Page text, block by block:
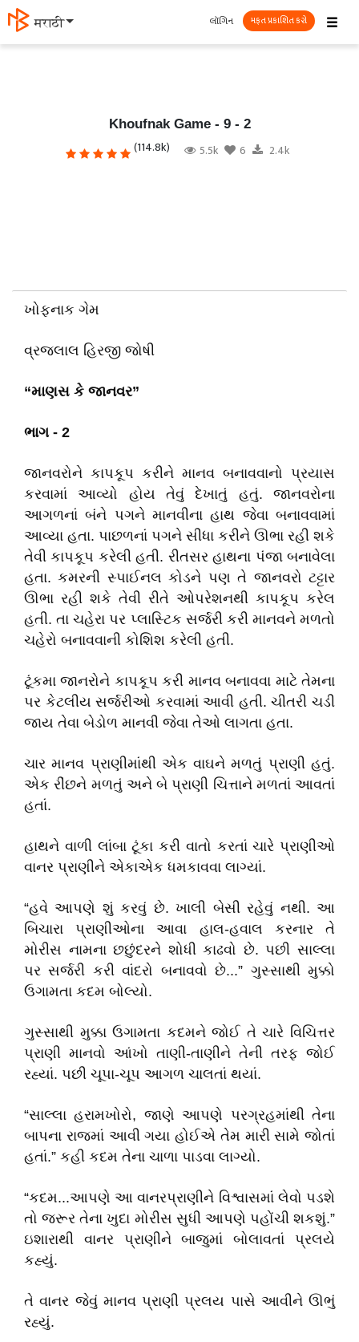
தமிழ் ☰
લૉગિન મફત પ્રકાશિત કરો
Khoufnak Game - 9 - 2
(114.8k) 5.5k 6 2.4k
ખોફનાક ગેમ
વ્રજલાલ હિરજી જોષી
“માણસ કે જાનવર”
ભાગ - 2
જાનવરોને કાપકૂપ કરીને માનવ બનાવવાનો પ્રયાસ
કરવામાં આવ્યો હોય તેવું દેખાતું હતું. જાનવરોના
આગળનાં બંને પગને માનવીના હાથ જેવા બનાવવામાં
આવ્યા હતા. પાછળનાં પગને સીધા કરીને ઊભા રહી શકે
તેવી કાપકૂપ કરેલી હતી. રીતસર હાથના પંજા બનાવેલા
હતા. કમરની સ્પાઈનલ કોડને પણ તે જાનવરો ટટ્ટાર
ઊભા રહી શકે તેવી રીતે ઓપરેશનથી કાપકૂપ કરેલ
હતી. તા ચહેરા પર પ્લાસ્ટિક સર્જરી કરી માનવને મળતો
ચહેરો બનાવવાની કોશિશ કરેલી હતી.
ટૂંકમા જાનરોને કાપકૂપ કરી માનવ બનાવવા માટે તેમના
પર કેટલીય સર્જરીઓ કરવામાં આવી હતી. ચીતરી ચડી
જાય તેવા બેડોળ માનવી જેવા તેઓ લાગતા હતા.
ચાર માનવ પ્રાણીમાંથી એક વાઘને મળતું પ્રાણી હતું.
એક રીંછને મળતું અને બે પ્રાણી ચિત્તાને મળતાં આવતાં
હતાં.
હાથને વાળી લાંબા ટૂંકા કરી વાતો કરતાં ચારે પ્રાણીઓ
વાનર પ્રાણીને એકાએક ધમકાવવા લાગ્યાં.
“હવે આપણે શું કરવું છે. ખાલી બેસી રહેવું નથી. આ
બિચારા પ્રાણીઓના આવા હાલ-હવાલ કરનાર તે
મોરીસ નામના છછુંદરને શોધી કાઢવો છે. પછી સાલ્લા
પર સર્જરી કરી વાંદરો બનાવવો છે...” ગુસ્સાથી મુક્કો
ઉગામતા કદમ બોલ્યો.
ગુસ્સાથી મુક્કા ઉગામતા કદમને જોઈ તે ચારે વિચિત્તર
પ્રાણી માનવો આંખો તાણી-તાણીને તેની તરફ જોઈ
રહ્યાં. પછી ચૂપા-ચૂપ આગળ ચાલતાં થયાં.
“સાલ્લા હરામખોરો, જાણે આપણે પરગ્રહમાંથી તેના
બાપના રાજમાં આવી ગયા હોઈએ તેમ મારી સામે જોતાં
હતાં.” કહી કદમ તેના ચાળા પાડવા લાગ્યો.
“કદમ...આપણે આ વાનરપ્રાણીને વિશ્વાસમાં લેવો પડશે
તો જરૂર તેના ખુદા મોરીસ સુધી આપણે પહોંચી શકશું.”
ઇશારાથી વાનર પ્રાણીને બાજુમાં બોલાવતાં પ્રલયે
કહ્યું.
તે વાનર જેવું માનવ પ્રાણી પ્રલય પાસે આવીને ઊભું
રહ્યું.